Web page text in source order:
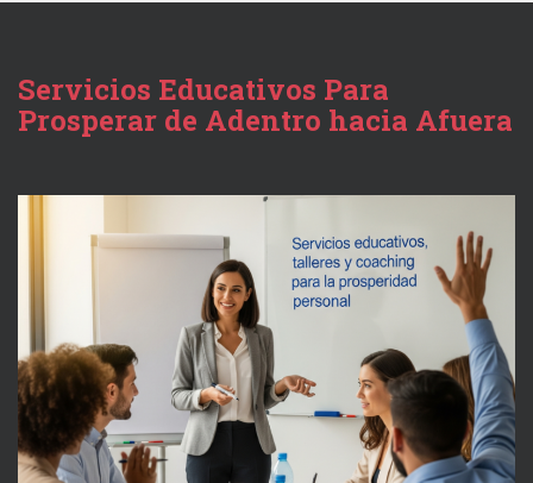
Servicios Educativos Para
Prosperar de Adentro hacia Afuera